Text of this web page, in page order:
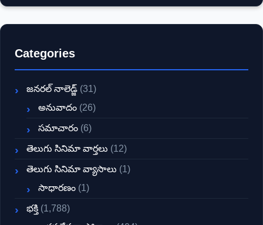
Categories
జనరల్ నాలెడ్జ్ (31)
అనువాదం (26)
సమాచారం (6)
తెలుగు సినిమా వార్తలు (12)
తెలుగు సినిమా వ్యాసాలు (1)
సాధారణం (1)
భక్తి (1,788)